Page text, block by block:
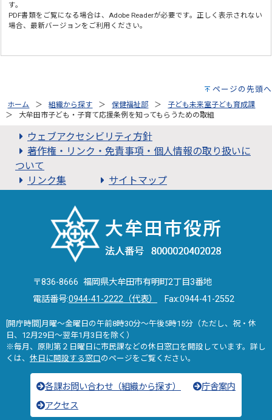
す。
PDF書類をご覧になる場合は、Adobe Readerが必要です。正しく表示されない
場合、最新バージョンをご利用ください。
ページの先頭へ
ホーム 組織から探す 保健福祉部
子ども未来室子ども育成課
大牟田市子ども・子育て応援条例を知ってもらうための取組
ウェブアクセシビリティ方針
著作権・リンク・免責事項・個人情報の取り扱いに
ついて
リンク集
サイトマップ
〒836-8666 福岡県大牟田市有明町2丁目3番地
電話番号:0944-41-2222（代表） Fax:0944-41-2552
[開庁時間]月曜～金曜日の午前8時30分～午後5時15分（ただし、祝・休
日、12月29日～翌年1月3日を除く）
※毎月、原則第２日曜日に市民課などの休日窓口を開設しています。詳し
くは、 休日に開設する窓口のページをご覧ください。
各課お問い合わせ（組織から探す）
庁舎案内
アクセス